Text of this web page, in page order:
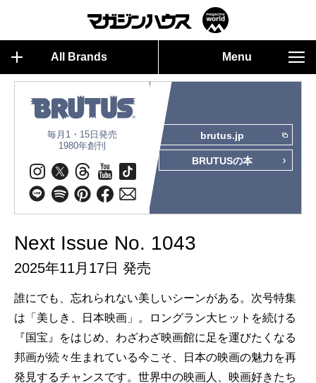
All Brands Menu
毎月1・15日発売
1980年創刊
brutus.jp
BRUTUSの本
Next Issue No. 1043
2025年11月17日 発売
誰にでも、忘れられない美しいシーンがある。次号特集
は「美しき、日本映画」。ロングラン大ヒットを続ける
『国宝』をはじめ、わざわざ映画館に足を運びたくなる
邦画が続々生まれている今こそ、日本の映画の魅力を再
発見するチャンスです。世界中の映画人、映画好きたち